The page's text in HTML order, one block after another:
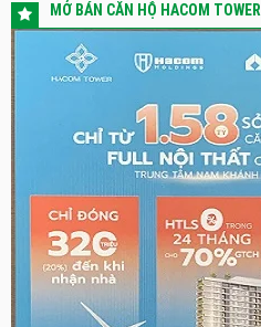
MỞ BÁN CĂN HỘ HACOM TOWER